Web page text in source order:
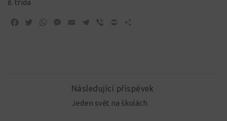
6. třída
Facebook
TwitterWhatsApp
Messenger
Email Telegram
Viber Print
Následující příspěvek
Jeden svět na školách